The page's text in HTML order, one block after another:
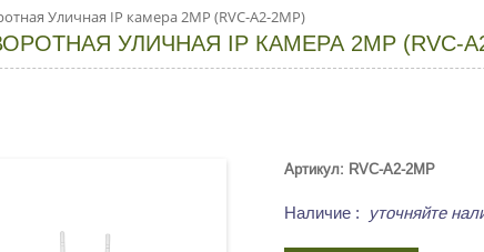
Уличная IP камера 2MP (RVC-A2-2MP)
УЛИЧНАЯ IP КАМЕРА 2MP (RVC-
Артикул: RVC-A2-2MP
Наличие : уточняйте